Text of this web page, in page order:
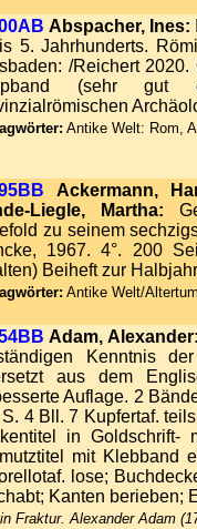
Abspacher, Ines:
5. Jahrhunderts.
/Reichert 2020.
(sehr gut
Antike Welt: Rom,
Ackermann,
Liegle, Martha:
zu seinem
1967. 4°. 200
Beiheft zur
Antike Welt/
Adam, Alexander:
Kenntnis
aus dem
Auflage. 2
4 Bll. 7 Kupfertaf.
in Goldschrift-
mit Klebband
lose;
Kanten berieben;
Fraktur. Alexander Adam